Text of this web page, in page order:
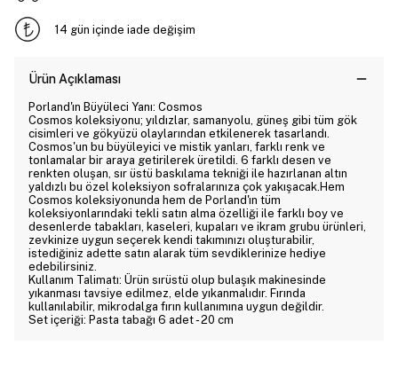
14 gün içinde iade değişim
Ürün Açıklaması
Porland'ın Büyüleci Yanı: Cosmos
Cosmos koleksiyonu; yıldızlar, samanyolu, güneş gibi tüm gök
cisimleri ve gökyüzü olaylarından etkilenerek tasarlandı.
Cosmos'un bu büyüleyici ve mistik yanları, farklı renk ve
tonlamalar bir araya getirilerek üretildi. 6 farklı desen ve
renkten oluşan, sır üstü baskılama tekniği ile hazırlanan altın
yaldızlı bu özel koleksiyon sofralarınıza çok yakışacak.Hem
Cosmos koleksiyonunda hem de Porland'ın tüm
koleksiyonlarındaki tekli satın alma özelliği ile farklı boy ve
desenlerde tabakları, kaseleri, kupaları ve ikram grubu ürünleri,
zevkinize uygun seçerek kendi takımınızı oluşturabilir,
istediğiniz adette satın alarak tüm sevdiklerinize hediye
edebilirsiniz.
Kullanım Talimatı: Ürün sırüstü olup bulaşık makinesinde
yıkanması tavsiye edilmez, elde yıkanmalıdır. Fırında
kullanılabilir, mikrodalga fırın kullanımına uygun değildir.
Set içeriği: Pasta tabağı 6 adet - 20 cm